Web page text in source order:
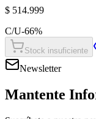
$ 514.999
C/U-66%
Stock insuficiente
Newsletter
Mantente